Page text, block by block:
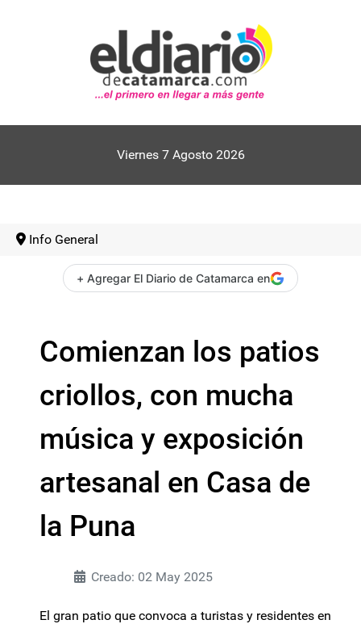
Viernes 7 Agosto 2026
Info General
+ Agregar El Diario de Catamarca en
Comienzan los patios
criollos, con mucha
música y exposición
artesanal en Casa de
la Puna
Creado: 02 May 2025
El gran patio que convoca a turistas y residentes en